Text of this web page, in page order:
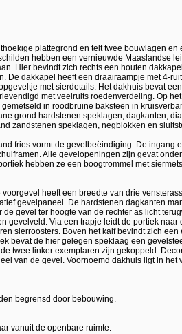
plattegrond en telt twee bouwlagen
hebben een vernieuwde Maaslandse
Hier bevindt zich rechts een houten
De dakkapel heeft een draairaampje met 4-
met sierdetails. Het dakhuis bevat
met veelruits roedenverdeling. Op
in roodbruine baksteen in
grond hardstenen speklagen, dagkanten,
zandstenen speklagen, negblokken en
fries vormt de gevelbeëindiging. De ingang
Alle gevelopeningen zijn gevat
hebben ze een boogtrommel met
heeft een breedte van drie
gevelpaneel. De hardstenen dagkanten
gevel ter hoogte van de rechter as licht
gevelveld. Via een trapje leidt de portiek
sierroosters. Boven het kalf bevindt zich
bevat de hier gelegen speklaag een
twee linker exemplaren zijn gekoppeld.
van de gevel. Voornoemd dakhuis ligt in
begrensd door bebouwing.
vanuit de openbare ruimte.